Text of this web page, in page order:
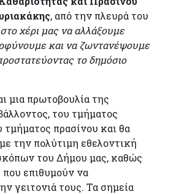
, από την πλευρά του
στο χέρι μας να αλλάξουμε
και να ζωντανέψουμε
το δημόσιο
μια πρωτοβουλία της
του τμήματος
τμήματος πρασίνου και θα
την πολύτιμη εθελοντική
του Δήμου μας, καθώς
επιθυμούν να
γειτονιά τους. Τα σημεία